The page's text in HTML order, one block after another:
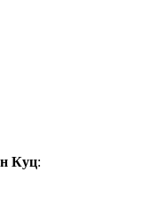
Куц: